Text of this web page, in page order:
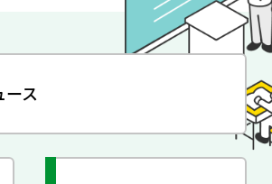
ース